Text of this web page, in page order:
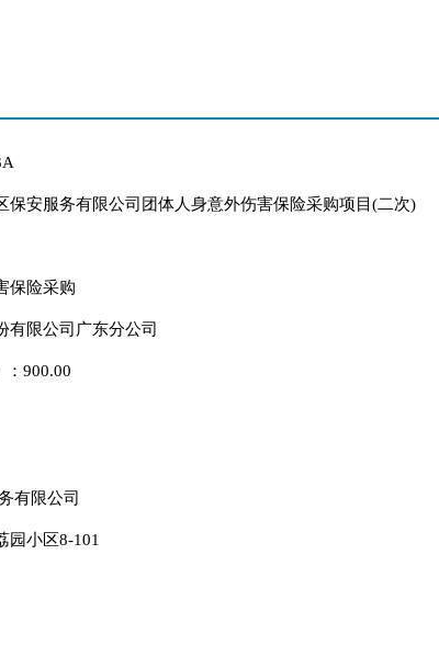
保安服务有限公司团体人身意外伤害保险采购项目(二次)
保险采购
有限公司广东分公司
：900.00
有限公司
园小区8-101